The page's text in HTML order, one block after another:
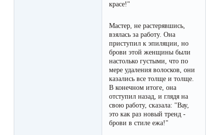
красе!"
Мастер, не растерявшись,
взялась за работу. Она
приступил к эпиляции, но
брови этой женщины были
настолько густыми, что по
мере удаления волосков, они
казались все толще и толще.
В конечном итоге, она
отступил назад, и глядя на
свою работу, сказала: "Вау,
это как раз новый тренд -
брови в стиле ежа!"